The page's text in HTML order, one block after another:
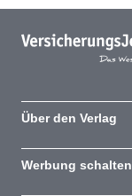
Über den Verlag
Werbung schalten